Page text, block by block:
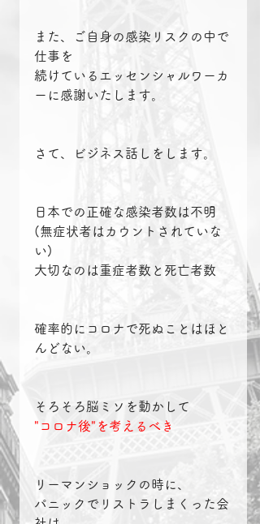
また、ご自身の感染リスクの中で
仕事を
続けているエッセンシャルワーカ
ーに感謝いたします。
さて、ビジネス話しをします。
日本での正確な感染者数は不明
(無症状者はカウントされていな
い)
大切なのは重症者数と死亡者数
確率的にコロナで死ぬことはほと
んどない。
そろそろ脳ミソを動かして
"コロナ後"を考えるべき
リーマンショックの時に、
パニックでリストラしまくった会